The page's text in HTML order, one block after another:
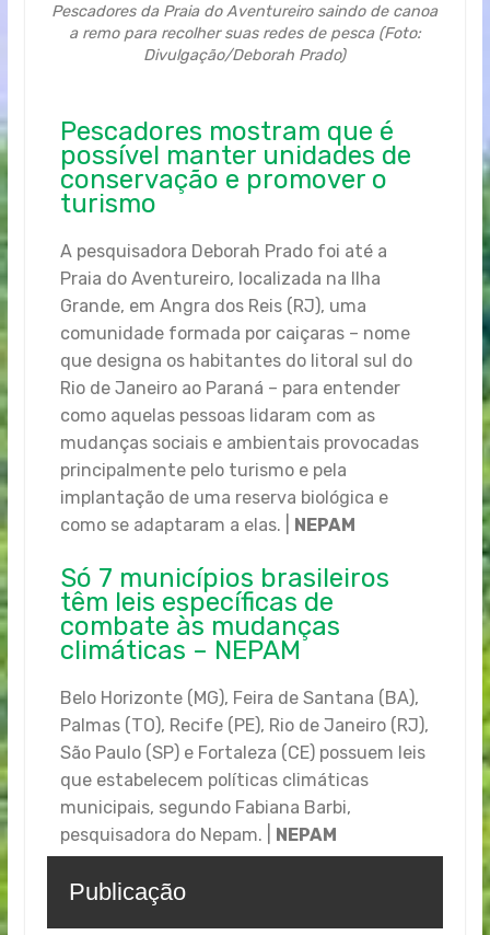
Pescadores da Praia do Aventureiro saindo de canoa
a remo para recolher suas redes de pesca (Foto:
Divulgação/Deborah Prado)
Pescadores mostram que é
possível manter unidades de
conservação e promover o
turismo
A pesquisadora Deborah Prado foi até a
Praia do Aventureiro, localizada na Ilha
Grande, em Angra dos Reis (RJ), uma
comunidade formada por caiçaras – nome
que designa os habitantes do litoral sul do
Rio de Janeiro ao Paraná – para entender
como aquelas pessoas lidaram com as
mudanças sociais e ambientais provocadas
principalmente pelo turismo e pela
implantação de uma reserva biológica e
como se adaptaram a elas. | NEPAM
Só 7 municípios brasileiros
têm leis específicas de
combate às mudanças
climáticas – NEPAM
Belo Horizonte (MG), Feira de Santana (BA),
Palmas (TO), Recife (PE), Rio de Janeiro (RJ),
São Paulo (SP) e Fortaleza (CE) possuem leis
que estabelecem políticas climáticas
municipais, segundo Fabiana Barbi,
pesquisadora do Nepam. |
NEPAM
Publicação